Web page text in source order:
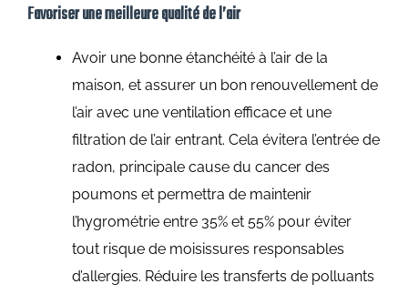
Favoriser une meilleure qualité de l’air
Avoir une bonne étanchéité à l’air de la
maison, et assurer un bon renouvellement de
l’air avec une ventilation efficace et une
filtration de l’air entrant. Cela évitera l’entrée de
radon, principale cause du cancer des
poumons et permettra de maintenir
l’hygrométrie entre 35% et 55% pour éviter
tout risque de moisissures responsables
d’allergies. Réduire les transferts de polluants